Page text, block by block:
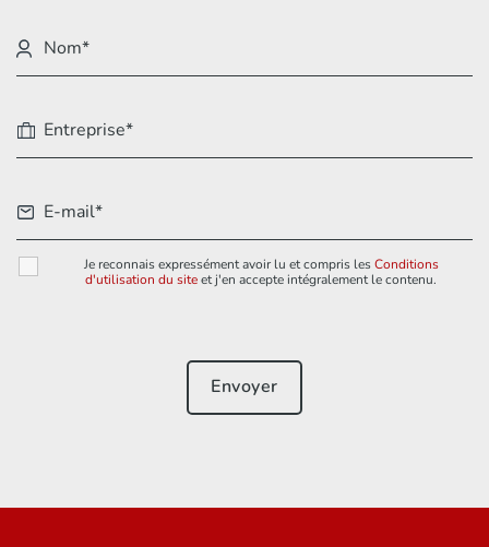
Je reconnais expressément avoir lu et compris lesConditions
d'utilisation du siteet j'en accepte intégralement le contenu.